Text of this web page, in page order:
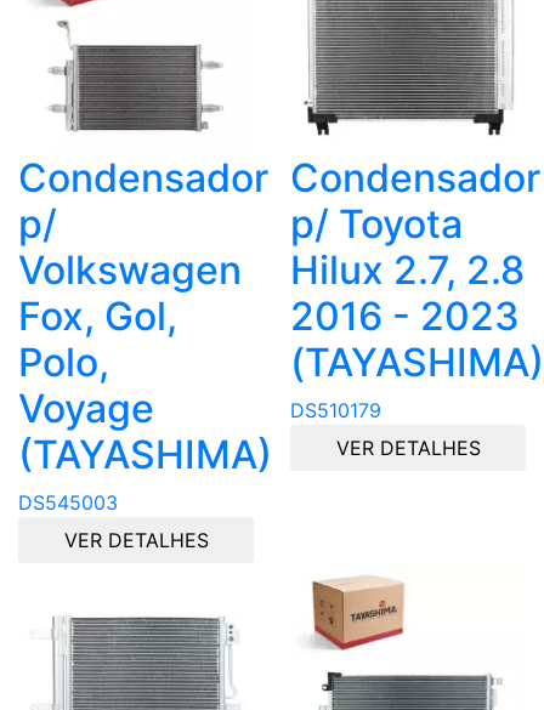
Condensador
p/
Volkswagen
Fox, Gol,
Polo,
Voyage
(TAYASHIMA)
DS545003
VER DETALHES
Condensador
p/ Toyota
Hilux 2.7, 2.8
2016 - 2023
(TAYASHIMA)
DS510179
VER DETALHES